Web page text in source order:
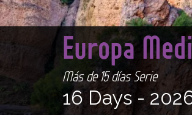
Europa
Más de 15 días Serie
16 Days -